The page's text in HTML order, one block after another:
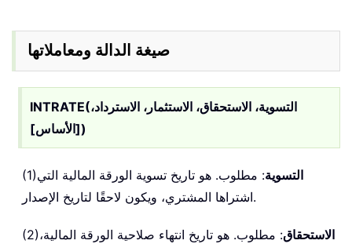
صيغة الدالة ومعاملاتها
INTRATE(التسوية، الاستحقاق، الاستثمار، الاسترداد،
[الأساس])
(1) التسوية: مطلوب. هو تاريخ تسوية الورقة المالية التي
اشتراها المشتري، ويكون لاحقًا لتاريخ الإصدار.
(2) الاستحقاق: مطلوب. هو تاريخ انتهاء صلاحية الورقة المالية،